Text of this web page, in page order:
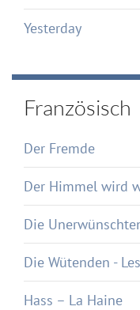
Yesterday
Französisch
Der Fremde
Der Himmel wird
Die
Die Wütenden -
Hass – La Haine